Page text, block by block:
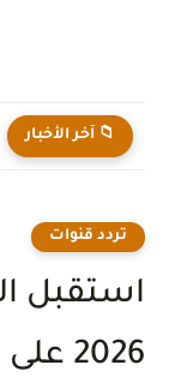
📁 آخر الأخبار
تردد قنوات
استقبل
2026 على نايل سات وعرب سات